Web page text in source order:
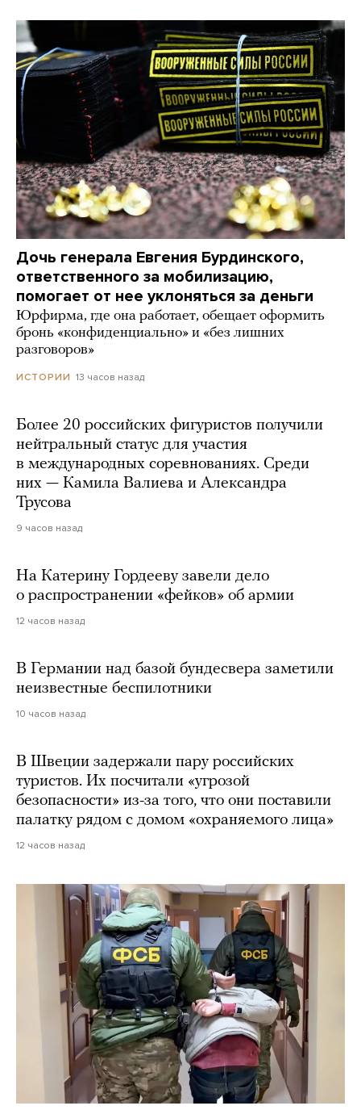
Дочь генерала Евгения Бурдинского,
ответственного за мобилизацию,
помогает от нее уклоняться за деньги
Юрфирма, где она работает, обещает оформить
бронь «конфиденциально» и «без лишних
разговоров»
ИСТОРИИ 13 часов назад
Более 20 российских фигуристов получили
нейтральный статус для участия
в международных соревнованиях. Среди
них — Камила Валиева и Александра
Трусова
9 часов назад
На Катерину Гордееву завели дело
о распространении «фейков» об армии
12 часов назад
В Германии над базой бундесвера заметили
неизвестные беспилотники
10 часов назад
В Швеции задержали пару российских
туристов. Их посчитали «угрозой
безопасности» из-за того, что они поставили
палатку рядом с домом «охраняемого лица»
12 часов назад